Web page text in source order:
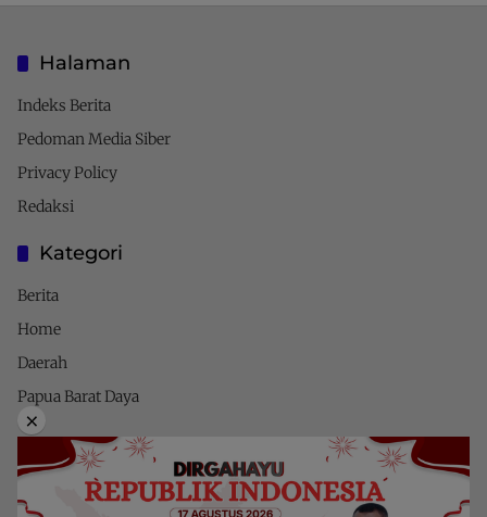
Halaman
Indeks Berita
Pedoman Media Siber
Privacy Policy
Redaksi
Kategori
Berita
Home
Daerah
Papua Barat Daya
×